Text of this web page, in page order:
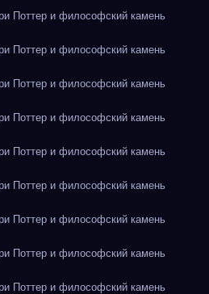
Поттер и философский камень
Поттер и философский камень
Поттер и философский камень
Поттер и философский камень
Поттер и философский камень
Поттер и философский камень
Поттер и философский камень
Поттер и философский камень
Поттер и философский камень